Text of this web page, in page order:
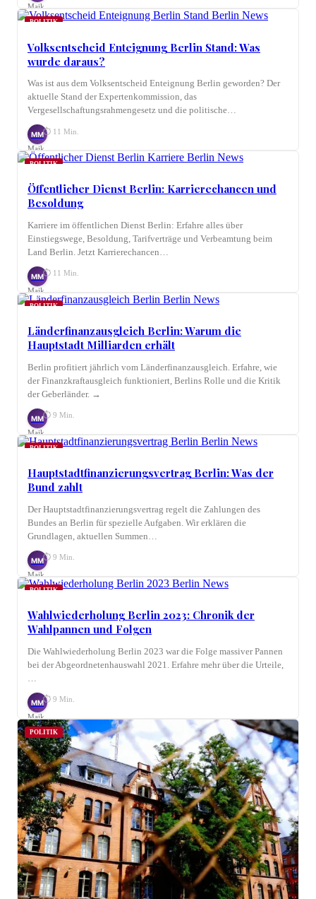
Maik
Möhring
POLITIK
Volksentscheid Enteignung Berlin Stand: Was
wurde daraus?
Was ist aus dem Volksentscheid Enteignung Berlin geworden? Der
aktuelle Stand der Expertenkommission, das
Vergesellschaftungsrahmengesetz und die politische…
MM
Maik
Möhring
⏱ 11 Min.
POLITIK
Öffentlicher Dienst Berlin: Karrierechancen und
Besoldung
Karriere im öffentlichen Dienst Berlin: Erfahre alles über
Einstiegswege, Besoldung, Tarifverträge und Verbeamtung beim
Land Berlin. Jetzt Karrierechancen…
MM
Maik
Möhring
⏱ 11 Min.
POLITIK
Länderfinanzausgleich Berlin: Warum die
Hauptstadt Milliarden erhält
Berlin profitiert jährlich vom Länderfinanzausgleich. Erfahre, wie
der Finanzkraftausgleich funktioniert, Berlins Rolle und die Kritik
der Geberländer. →
MM
Maik
Möhring
⏱ 9 Min.
POLITIK
Hauptstadtfinanzierungsvertrag Berlin: Was der
Bund zahlt
Der Hauptstadtfinanzierungsvertrag regelt die Zahlungen des
Bundes an Berlin für spezielle Aufgaben. Wir erklären die
Grundlagen, aktuellen Summen…
MM
Maik
Möhring
⏱ 9 Min.
POLITIK
Wahlwiederholung Berlin 2023: Chronik der
Wahlpannen und Folgen
Die Wahlwiederholung Berlin 2023 war die Folge massiver Pannen
bei der Abgeordnetenhauswahl 2021. Erfahre mehr über die Urteile,
MM
Maik
Möhring
⏱ 9 Min.
POLITIK